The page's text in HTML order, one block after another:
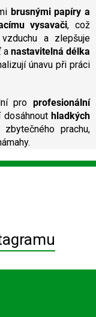
brusnými papíry a
vysavači, což
a zlepšuje
a nastavitelná délka
únavu při práci
pro profesionální
dosáhnouthladkých
prachu,